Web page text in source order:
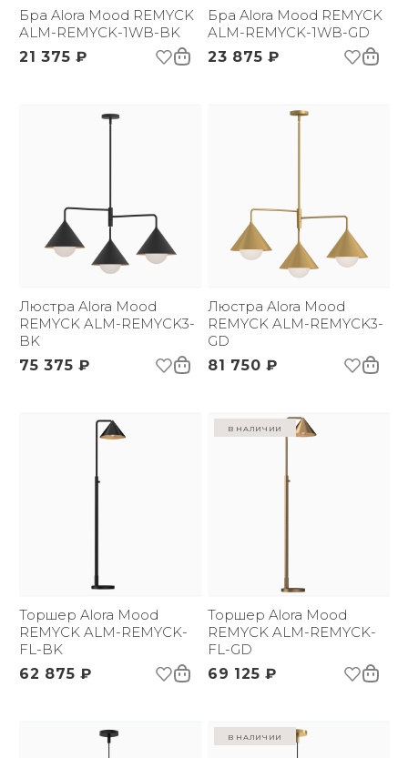
Вес брутто, кг:
1.2
Бра Alora Mood REMYCK
ALM-REMYCK-1WB-BK
21 375 ₽
Бра Alora Mood REMYCK
ALM-REMYCK-1WB-GD
23 875 ₽
Люстра Alora Mood
REMYCK ALM-REMYCK3-
BK
75 375 ₽
Люстра Alora Mood
REMYCK ALM-REMYCK3-
GD
81 750 ₽
Торшер Alora Mood
REMYCK ALM-REMYCK-
FL-BK
62 875 ₽
в наличии
Торшер Alora Mood
REMYCK ALM-REMYCK-
FL-GD
69 125 ₽
в наличии